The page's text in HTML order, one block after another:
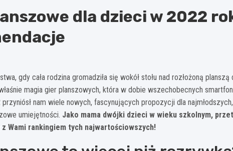
dla dzieci w 2022
gdy cała rodzina gromadziła się wokół stołu nad rozłożoną planszą
magia gier planszowych, która w dobie wszechobecnych
nam wiele nowych, fascynujących propozycji dla
umiejętności. Jako mama dwójki dzieci w wieku szkolnym,
Wami rankingiem tych najwartościowszych!